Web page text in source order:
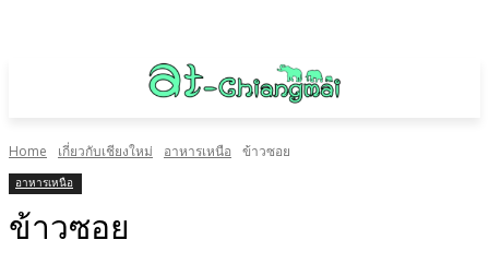
Home เกี่ยวกับเชียงใหม่ อาหารเหนือ ข้าวซอย
อาหารเหนือ
ข้าวซอย